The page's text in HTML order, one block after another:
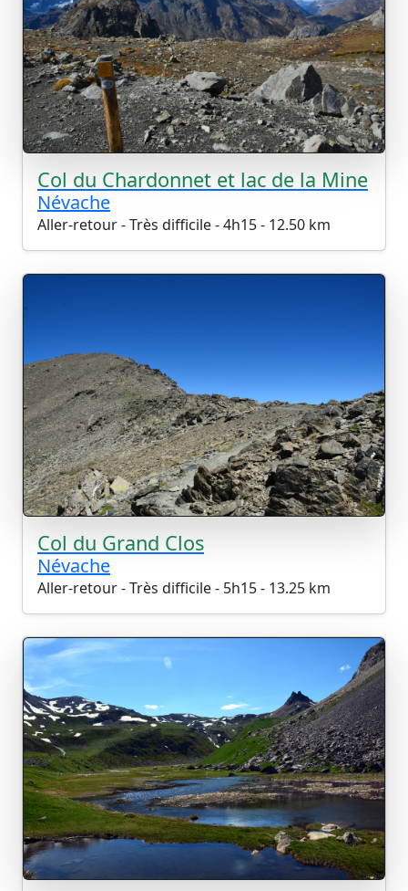
Col du Chardonnet et lac de la Mine
Névache
Aller-retour - Très difficile - 4h15 - 12.50 km
Col du Grand Clos
Névache
Aller-retour - Très difficile - 5h15 - 13.25 km